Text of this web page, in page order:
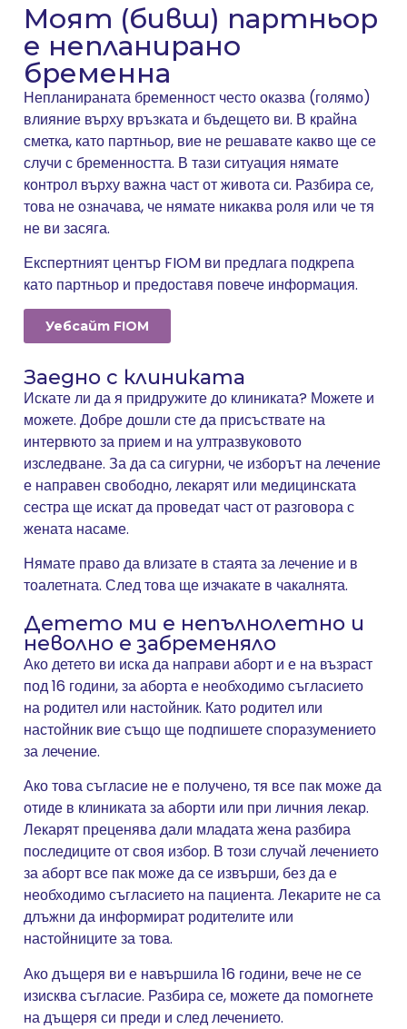
Моят (бивш) партньор
е непланирано
бременна
Непланираната бременност често оказва (голямо)
влияние върху връзката и бъдещето ви. В крайна
сметка, като партньор, вие не решавате какво ще се
случи с бременността. В тази ситуация нямате
контрол върху важна част от живота си. Разбира се,
това не означава, че нямате никаква роля или че тя
не ви засяга.
Експертният център FIOM ви предлага подкрепа
като партньор и предоставя повече информация.
Уебсайт FIOM
Заедно с клиниката
Искате ли да я придружите до клиниката? Можете и
можете. Добре дошли сте да присъствате на
интервюто за прием и на ултразвуковото
изследване. За да са сигурни, че изборът на лечение
е направен свободно, лекарят или медицинската
сестра ще искат да проведат част от разговора с
жената насаме.
Нямате право да влизате в стаята за лечение и в
тоалетната. След това ще изчакате в чакалнята.
Детето ми е непълнолетно и
неволно е забременяло
Ако детето ви иска да направи аборт и е на възраст
под 16 години, за аборта е необходимо съгласието
на родител или настойник. Като родител или
настойник вие също ще подпишете споразумението
за лечение.
Ако това съгласие не е получено, тя все пак може да
отиде в клиниката за аборти или при личния лекар.
Лекарят преценява дали младата жена разбира
последиците от своя избор. В този случай лечението
за аборт все пак може да се извърши, без да е
необходимо съгласието на пациента. Лекарите не са
длъжни да информират родителите или
настойниците за това.
Ако дъщеря ви е навършила 16 години, вече не се
изисква съгласие. Разбира се, можете да помогнете
на дъщеря си преди и след лечението.